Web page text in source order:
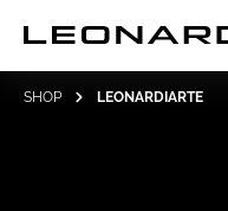
SHOP LEONARDIARTE